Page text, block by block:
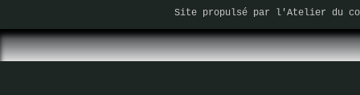
Site propulsé par l'Atelier du